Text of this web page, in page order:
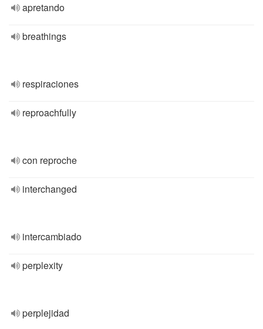
apretando
breathings
respiraciones
reproachfully
con reproche
interchanged
intercambiado
perplexity
perplejidad